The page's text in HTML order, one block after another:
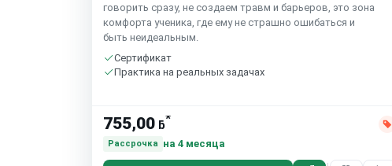
говорить сразу, не создаем травм и барьеров, это зона
комфорта ученика, где ему не страшно ошибаться и
быть неидеальным.
Сертификат
Практика на реальных задачах
755,00 ƃ*
Рассрочка на 4 месяца